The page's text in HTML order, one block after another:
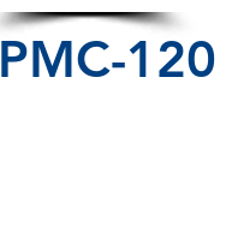
PMC-120